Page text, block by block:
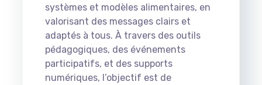
systèmes et modèles alimentaires, en
valorisant des messages clairs et
adaptés à tous. À travers des outils
pédagogiques, des événements
participatifs, et des supports
numériques, l’objectif est de